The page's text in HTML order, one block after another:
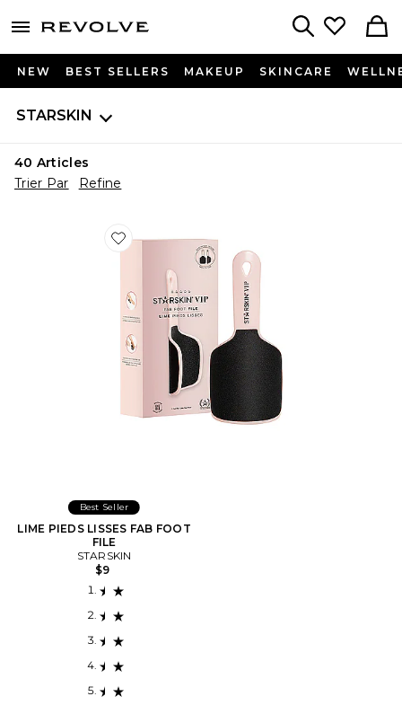
menu - shows more content
NEW BEST SELLERS MAKEUP SKINCARE
STARSKIN
40 Articles
Trier Par
Refine
Favorite LIME PIEDS LISSES FAB FOOT FILE
Best Seller
LIME PIEDS LISSES FAB FOOT
FILE
STARSKIN
$9